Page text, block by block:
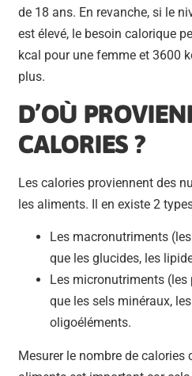
de 18 ans. En revanche, si le
est élevé, le besoin calorique
kcal pour une femme et 3600
plus.
D’OÙ
CALORIES ?
Les calories proviennent des
les aliments. Il en existe 2
Les macronutriments
que les glucides, les
Les micronutriments
que les sels minéraux,
oligoéléments.
Mesurer le nombre de calories